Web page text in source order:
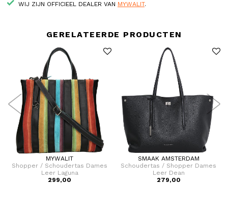
WIJ ZIJN OFFICIEEL DEALER VAN MYWALIT.
GERELATEERDE PRODUCTEN
MYWALIT
Shopper / Schoudertas Dames
Leer Laguna
299,00
SMAAK AMSTERDAM
Schoudertas / Shopper Dames
Leer Dean
279,00